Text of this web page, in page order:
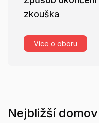
zkouška
Více o oboru
Nejbližší